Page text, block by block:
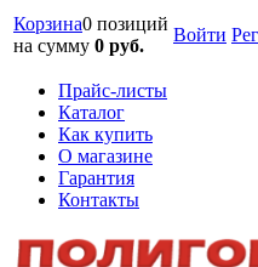
Корзина0 позиций
на сумму 0 руб.
Войти
Прайс-листы
Каталог
Как купить
О магазине
Гарантия
Контакты